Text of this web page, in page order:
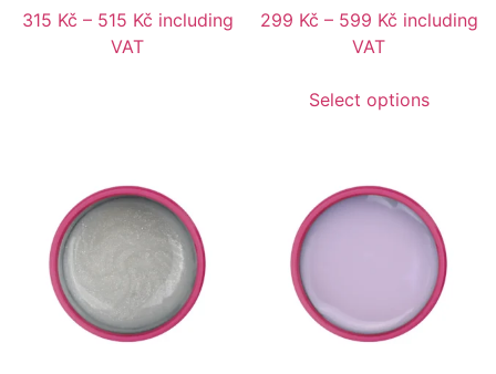
315 Kč – 515 Kč including
VAT
299 Kč – 599 Kč including
VAT
Select options